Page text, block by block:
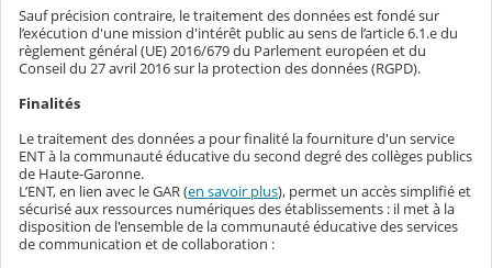
Sauf précision contraire, le traitement des données est fondé sur
l’exécution d'une mission d'intérêt public au sens de l’article 6.1.e du
règlement général (UE) 2016/679 du Parlement européen et du
Conseil du 27 avril 2016 sur la protection des données (RGPD).
Finalités
Le traitement des données a pour finalité la fourniture d'un service
ENT à la communauté éducative du second degré des collèges publics
de Haute-Garonne.
L’ENT, en lien avec le GAR (en savoir plus), permet un accès simplifié et
sécurisé aux ressources numériques des établissements : il met à la
disposition de l'ensemble de la communauté éducative des services
de communication et de collaboration :